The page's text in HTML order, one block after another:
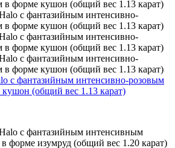
с фантазийным интенсивно-розовым
(общий вес 1.13 карат)